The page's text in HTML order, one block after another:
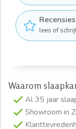
Recensies
lees of
Waarom
Al 35 jaar
Showroom in